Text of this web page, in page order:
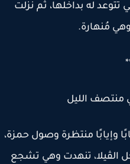
له بداخلها، ثم نزلت
مُنهارة.
الليل
منتظرة وصول حمزة،
الڤيلا، تنهدت وهي تشجع